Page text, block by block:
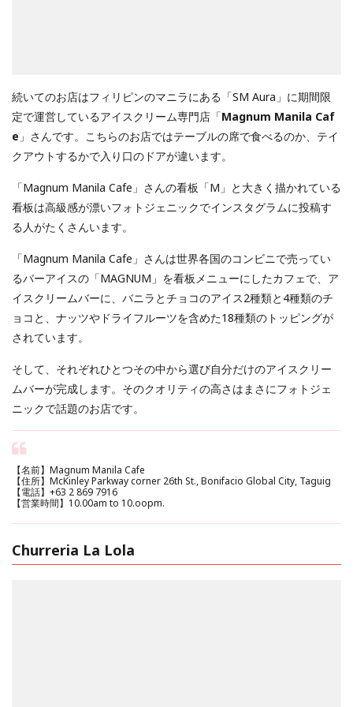
続いてのお店はフィリピンのマニラにある「SM Aura」に期間限
定で運営しているアイスクリーム専門店「Magnum Manila Caf
e 」さんです。こちらのお店ではテーブルの席で食べるのか、テイ
クアウトするかで入り口のドアが違います。
「Magnum Manila Cafe」さんの看板「M」と大きく描かれている
看板は高級感が漂いフォトジェニックでインスタグラムに投稿す
る人がたくさんいます。
「Magnum Manila Cafe」さんは世界各国のコンビニで売ってい
るバーアイスの「MAGNUM」を看板メニューにしたカフェで、ア
イスクリームバーに、バニラとチョコのアイス2種類と4種類のチ
ョコと、ナッツやドライフルーツを含めた18種類のトッピングが
されています。
そして、それぞれひとつその中から選び自分だけのアイスクリー
ムバーが完成します。そのクオリティの高さはまさにフォトジェ
ニックで話題のお店です。
【名前】Magnum Manila Cafe
【住所】McKinley Parkway corner 26th St., Bonifacio Global City, Taguig
【電話】+63 2 869 7916
【営業時間】10.00am to 10.oopm.
Churreria La Lola